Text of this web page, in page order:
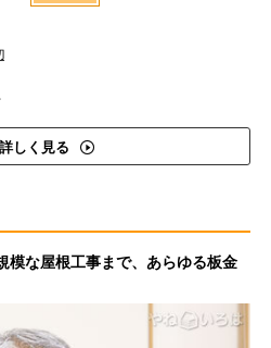
しく見る
模な屋根工事まで、あらゆる板金